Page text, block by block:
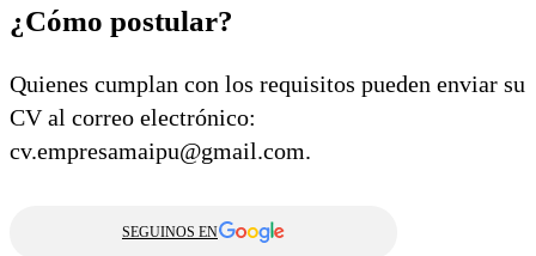
¿Cómo postular?
Quienes cumplan con los requisitos pueden enviar su
CV al correo electrónico:
cv.empresamaipu@gmail.com.
SEGUINOS EN